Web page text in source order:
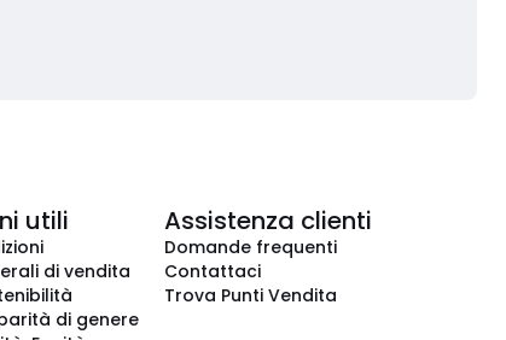
utili
di vendita
di genere
Assistenza clienti
Domande frequenti
Contattaci
Trova Punti Vendita